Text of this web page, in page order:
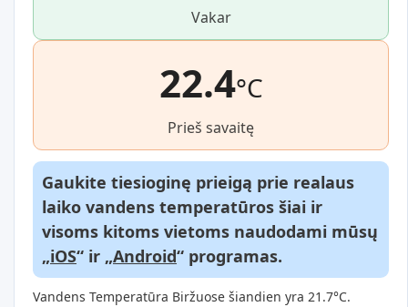
Vakar
22.4°C
Prieš savaitę
Gaukite tiesioginę prieigą prie realaus
laiko vandens temperatūros šiai ir
visoms kitoms vietoms naudodami mūsų
„iOS“ ir „Android“ programas.
Vandens Temperatūra Biržuose šiandien yra 21.7°C.